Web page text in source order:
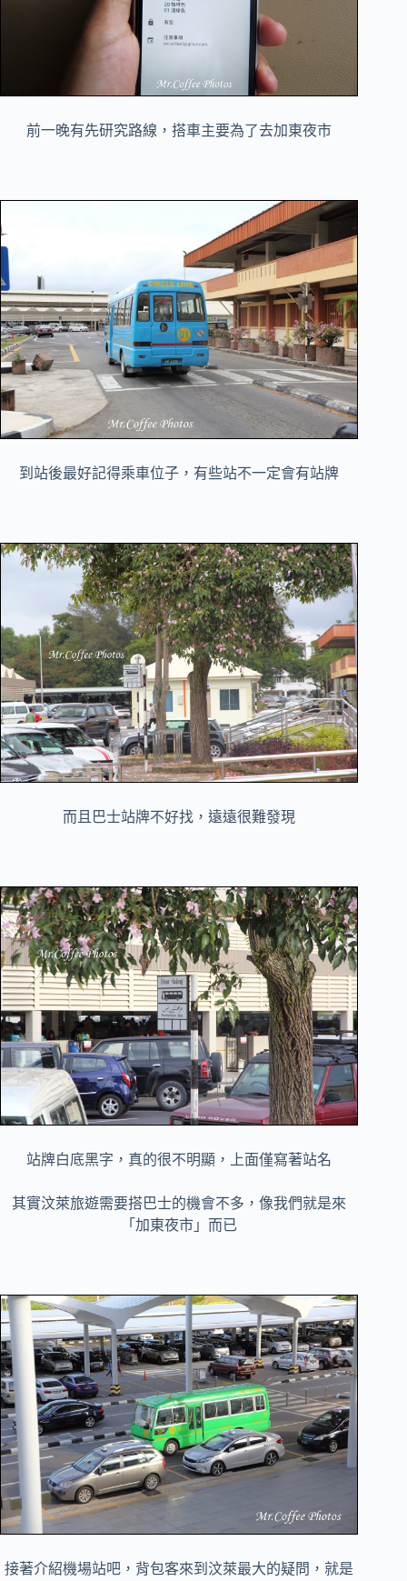
前一晚有先研究路線，搭車主要為了去加東夜市
到站後最好記得乘車位子，有些站不一定會有站牌
而且巴士站牌不好找，遠遠很難發現
站牌白底黑字，真的很不明顯，上面僅寫著站名
其實汶萊旅遊需要搭巴士的機會不多，像我們就是來
「加東夜市」而已
接著介紹機場站吧，背包客來到汶萊最大的疑問，就是